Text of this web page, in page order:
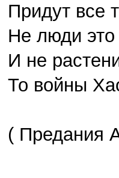
Придут все
Не люди это
И не
То войны
( Предания